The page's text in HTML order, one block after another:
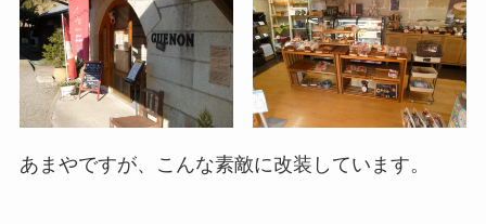
あまやですが、こんな素敵に改装しています。